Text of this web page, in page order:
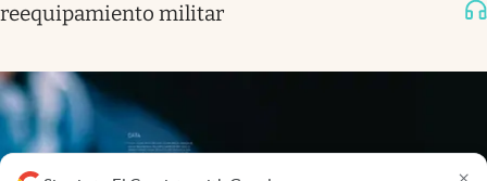
reequipamiento militar